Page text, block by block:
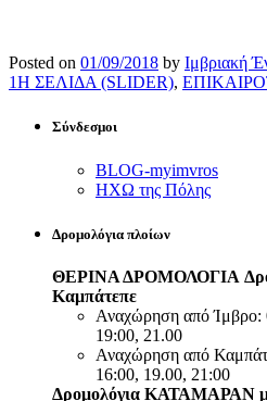
Posted on 01/09/2018 by Ιμβριακή
1Η ΣΕΛΙΔΑ (SLIDER),
Σύνδεσμοι
BLOG-myimvros
ΗΧΩ της Πόλης
Δρομολόγια πλοίων
ΘΕΡΙΝΑ ΔΡΟΜΟΛΟΓΙΑ
Καμπάτεπε
Αναχώρηση από Ίμβρο:
19:00, 21.00
Αναχώρηση από
16:00, 19.00, 21:00
Δρομολόγια